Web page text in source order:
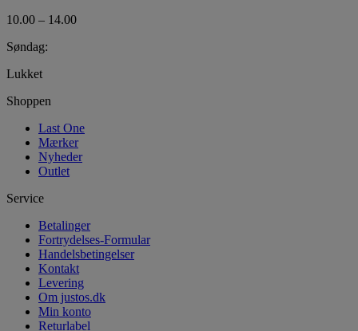
10.00 – 14.00
Søndag:
Lukket
Shoppen
Last One
Mærker
Nyheder
Outlet
Service
Betalinger
Fortrydelses-Formular
Handelsbetingelser
Kontakt
Levering
Om justos.dk
Min konto
Returlabel